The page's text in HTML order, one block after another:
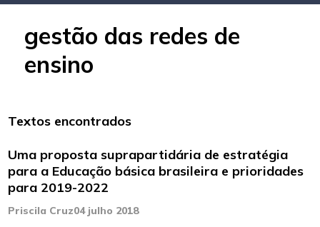
gestão das redes de
ensino
Textos encontrados
Uma proposta suprapartidária de estratégia
para a Educação básica brasileira e prioridades
para 2019-2022
Priscila Cruz04 julho 2018